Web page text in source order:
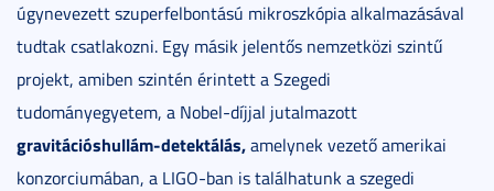
úgynevezett szuperfelbontású mikroszkópia alkalmazásával
tudtak csatlakozni. Egy másik jelentős nemzetközi szintű
projekt, amiben szintén érintett a Szegedi
tudományegyetem, a Nobel-díjjal jutalmazott
gravitációshullám-detektálás,amelynek vezető amerikai
konzorciumában, a LIGO-ban is találhatunk a szegedi